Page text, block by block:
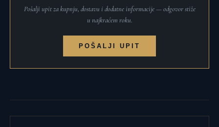
Pošalji upit za kupnju, dostavu i dodatne informacije — odgovor stiže
u najkraćem roku.
POŠALJI UPIT